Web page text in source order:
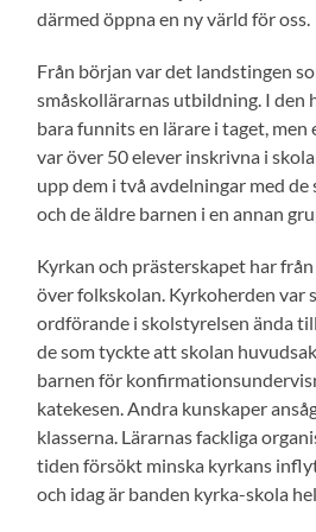
därmed öppna en ny värld för oss.
Från början var det landstingen
småskollärarnas utbildning. I den
bara funnits en lärare i taget,
var över 50 elever inskrivna i
upp dem i två avdelningar med de
och de äldre barnen i en annan
Kyrkan och prästerskapet har
över folkskolan. Kyrkoherden var
ordförande i skolstyrelsen ända
de som tyckte att skolan
barnen för
katekesen. Andra kunskaper
klasserna. Lärarnas fackliga
tiden försökt minska kyrkans
och idag är banden kyrka-skola